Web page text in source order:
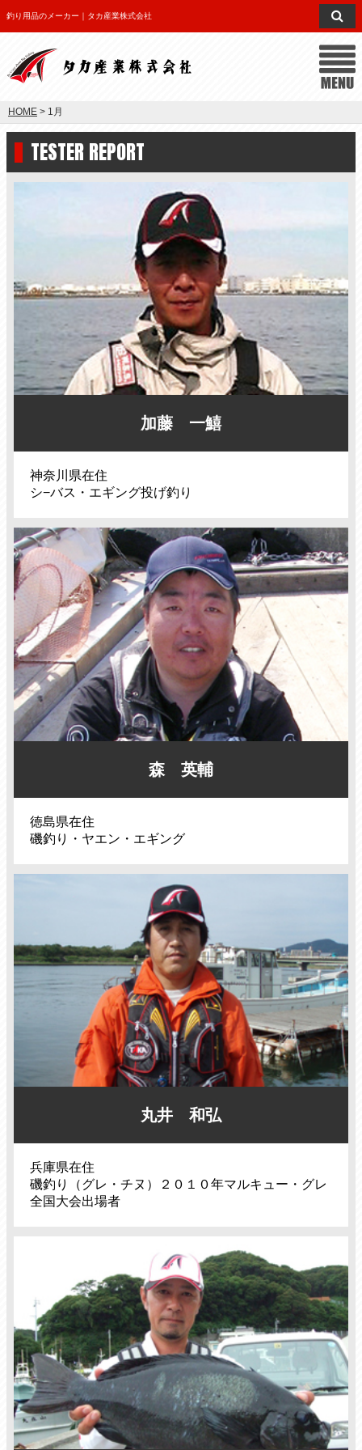
釣り用品のメーカー｜タカ産業株式会社
HOME > 1月
TESTER REPORT
加藤 一鱚
神奈川県在住
シ−バス・エギング投げ釣り
森 英輔
徳島県在住
磯釣り・ヤエン・エギング
丸井 和弘
兵庫県在住
磯釣り（グレ・チヌ）２０１０年マルキュー・グレ
全国大会出場者